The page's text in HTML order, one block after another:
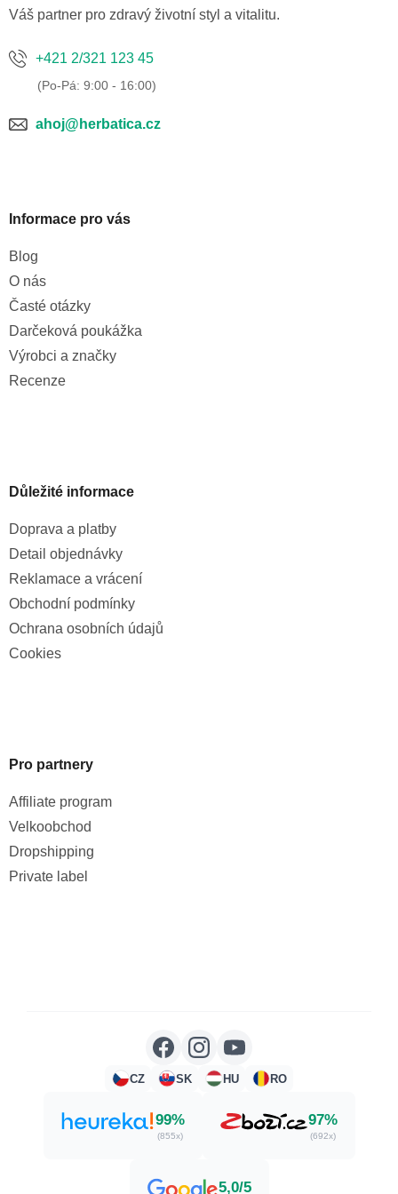
Váš partner pro zdravý životní styl a vitalitu.
+421 2/321 123 45
ahoj@herbatica.cz
Informace pro vás
Blog
O nás
Časté otázky
Darčeková poukážka
Výrobci a značky
Recenze
Důležité informace
Doprava a platby
Detail objednávky
Reklamace a vrácení
Obchodní podmínky
Ochrana osobních údajů
Cookies
Pro partnery
Affiliate program
Velkoobchod
Dropshipping
Private label
CZ SK HU RO
99%
(855x)
97%
(692x)
5,0/5